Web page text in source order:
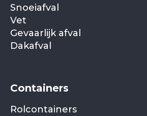
Snoeiafval
Vet
Gevaarlijk afval
Dakafval
Containers
Rolcontainers